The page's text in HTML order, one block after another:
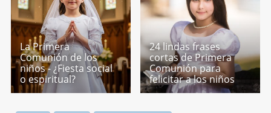
La Primera
Comunión de los
niños - ¿Fiesta social
o espiritual?
24 lindas frases
cortas de Primera
Comunión para
felicitar a los niños